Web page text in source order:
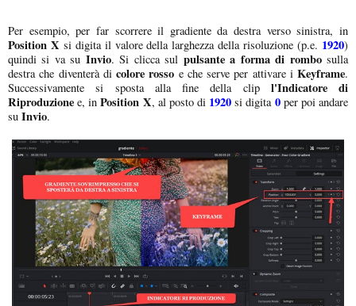
Per esempio, per far scorrere il gradiente da destra verso sinistra, in
Position X si digita il valore della larghezza della risoluzione (p.e. 1920)
quindi si va su Invio. Si clicca sul pulsante a forma di rombosulla
destra che diventerà di colore rosso e che serve per attivare iKeyframe.
Successivamente si sposta alla fine della clip l'Indicatore di
Riproduzione e, in Position X, al posto di 1920si digita0per poi andare
su Invio.